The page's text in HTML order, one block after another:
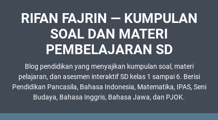
RIFAN FAJRIN — KUMPULAN
SOAL DAN MATERI
PEMBELAJARAN SD
Blog pendidikan yang menyajikan kumpulan soal, materi
pelajaran, dan asesmen interaktif SD kelas 1 sampai 6. Berisi
Pendidikan Pancasila, Bahasa Indonesia, Matematika, IPAS, Seni
Budaya, Bahasa Inggris, Bahasa Jawa, dan PJOK.